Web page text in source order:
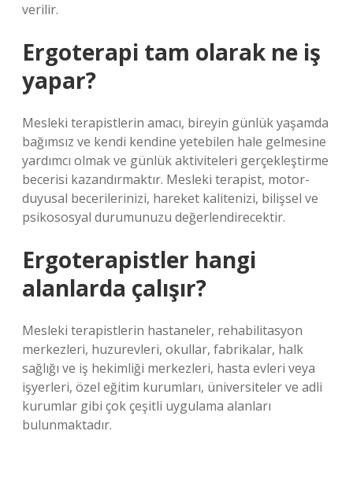
verilir.
Ergoterapi tam olarak ne iş
yapar?
Mesleki terapistlerin amacı, bireyin günlük yaşamda
bağımsız ve kendi kendine yetebilen hale gelmesine
yardımcı olmak ve günlük aktiviteleri gerçekleştirme
becerisi kazandırmaktır. Mesleki terapist, motor-
duyusal becerilerinizi, hareket kalitenizi, bilişsel ve
psikososyal durumunuzu değerlendirecektir.
Ergoterapistler hangi
alanlarda çalışır?
Mesleki terapistlerin hastaneler, rehabilitasyon
merkezleri, huzurevleri, okullar, fabrikalar, halk
sağlığı ve iş hekimliği merkezleri, hasta evleri veya
işyerleri, özel eğitim kurumları, üniversiteler ve adli
kurumlar gibi çok çeşitli uygulama alanları
bulunmaktadır.